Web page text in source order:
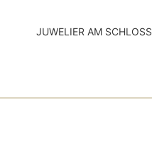
JUWELIER AM SCHLOSS